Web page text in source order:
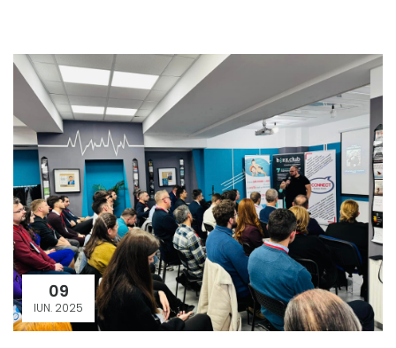
09
IUN. 2025